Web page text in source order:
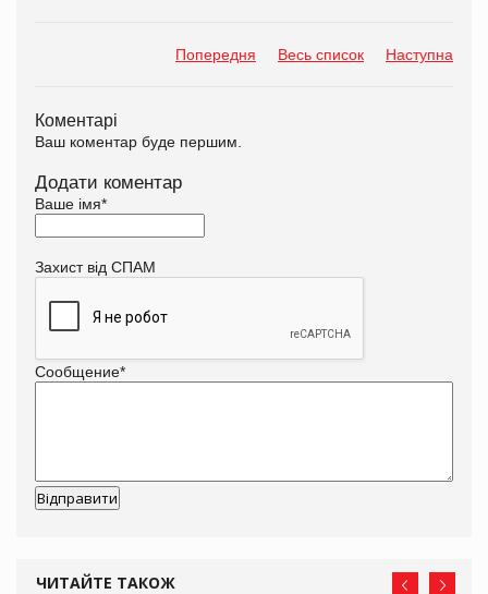
Попередня Весь список Наступна
Коментарі
Ваш коментар буде першим.
Додати коментар
Ваше імя*
Захист від СПАМ
Сообщение*
ЧИТАЙТЕ ТАКОЖ